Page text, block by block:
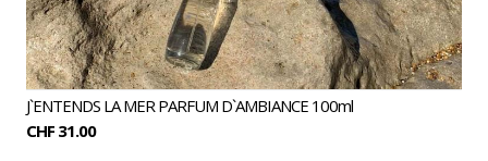
J`ENTENDS LA MER PARFUM D`AMBIANCE 100ml
CHF 31.00